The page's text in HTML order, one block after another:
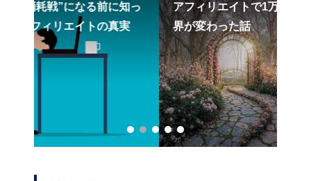
前に知っ
の真実
アフィリエイトで1万円を稼いだとき、世
界が変わった話